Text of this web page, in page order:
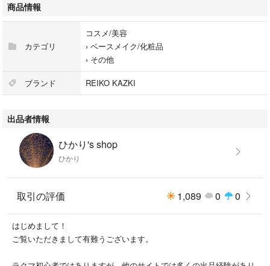
幅22㎜（従来品の37.5%アップ）となりリフト
◆ココが進化
⚫︎ワンタッチで貼れる持ち手付き
⚫︎場所を選ばす驚くほど貼りやすく目立たない
⚫︎底辺、面積が広くなり引き上げ効果がさらに
◆イージータイプEX 特有の商品特徴
⚫︎耳前にも耳後ろにも目の上にもフィット！
さまざまな位置に対応できる絶妙な新形状
上げ効果をさらにアップ）
⚫︎粘着面に触れないで貼れる新形状
持ち手部分に剥離紙があるため、粘着面に触れ
商品情報
カテゴリ
コスメ/美容
› ベースメイク/化粧品
› その他
ブランド REIKO KAZKI
出品者情報
ひかり's shop
ひかり
取引の評価 1,089 0 0
はじめまして！
ご覧いただきまして有難うございます。